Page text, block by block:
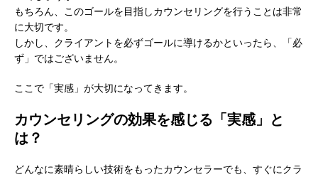
もちろん、このゴールを目指しカウンセリングを行うことは非常
に大切です。
しかし、クライアントを必ずゴールに導けるかといったら、「必
ず」ではございません。
ここで「実感」が大切になってきます。
カウンセリングの効果を感じる「実感」と
は？
どんなに素晴らしい技術をもったカウンセラーでも、すぐにクラ